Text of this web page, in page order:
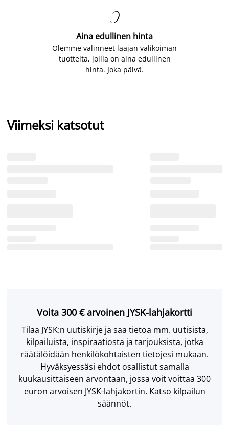

Aina edullinen hinta
Olemme valinneet laajan valikoiman
tuotteita, joilla on aina edullinen
hinta. Joka päivä.
Viimeksi katsotut
Voita 300 € arvoinen JYSK-lahjakortti
Tilaa JYSK:n uutiskirje ja saa tietoa mm. uutisista,
kilpailuista, inspiraatiosta ja tarjouksista, jotka
räätälöidään henkilökohtaisten tietojesi mukaan.
Hyväksyessäsi ehdot osallistut samalla
kuukausittaiseen arvontaan, jossa voit voittaa 300
euron arvoisen JYSK-lahjakortin. Katso kilpailun
säännöt.